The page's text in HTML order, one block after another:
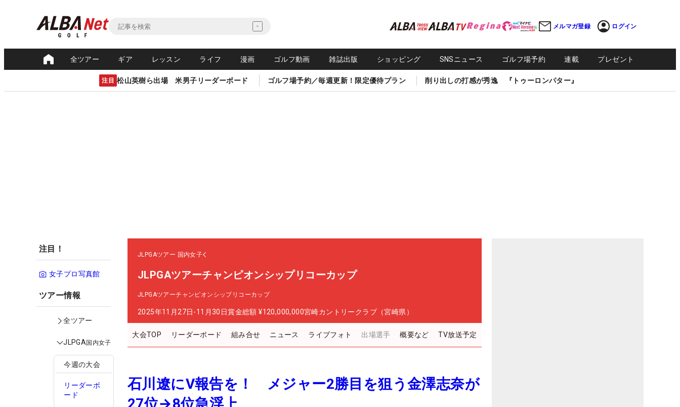
メルマガ登録 ログイン
全ツアー ギア レッスン ライフ 漫画 ゴルフ動画 雑誌出版 ショッピング SNSニュース ゴルフ場予約 連載 プレゼント
注目 松山英樹ら出場 米男子リーダーボード ゴルフ場予約／毎週更新！限定優待プラン 削り出しの打感が秀逸 『トゥーロンパター』
注目！
女子プロ写真館
ツアー情報
全ツアー
JLPGA国内女子
今週の大会
リーダーボ
ード
JLPGAツアー 国内女子
JLPGAツアーチャンピオンシップリコーカップ
JLPGAツアーチャンピオンシップリコーカップ
2025年11月27日-11月30日賞金総額 ¥120,000,000宮崎カントリークラブ（宮崎県）
大会TOP リーダーボード 組み合せ ニュース ライブフォト 出場選手 概要など TV放送予定
石川遼にV報告を！ メジャー2勝目を狙う金澤志奈が
27位→8位急浮上